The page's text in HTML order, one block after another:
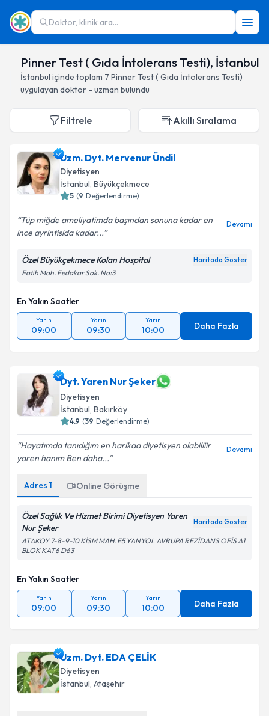
Doktor, klinik ara...
Pinner Test ( Gıda İntolerans Testi), İstanbul
İstanbul içinde toplam 7 Pinner Test ( Gıda İntolerans Testi)
uygulayan doktor - uzman bulundu
Filtrele Akıllı Sıralama
Uzm. Dyt. Mervenur Ündil
Diyetisyen
İstanbul, Büyükçekmece
5 (9 Değerlendirme)
Tüp miğde ameliyatimda başından sonuna kadar en
ince ayrintisida kadar...
Devamı
Özel Büyükçekmece Kolan Hospital Haritada Göster
Fatih Mah. Fedakar Sok. No:3
En Yakın Saatler
Yarın
09:00
Yarın
09:30
Yarın
10:00 Daha Fazla
Dyt. Yaren Nur Şeker
Diyetisyen
İstanbul, Bakırköy
4.9 (39 Değerlendirme)
Hayatımda tanıdığım en harikaa diyetisyen olabiliiir
yaren hanım Ben daha...
Devamı
Adres 1 Online Görüşme
Özel Sağlık Ve Hizmet Birimi Diyetisyen Yaren
Nur Şeker
Haritada Göster
ATAKOY 7-8-9-10 KİSM MAH. E5 YANYOL AVRUPA REZİDANS OFİS A1
BLOK KAT6 D63
En Yakın Saatler
Yarın
09:00
Yarın
09:30
Yarın
10:00 Daha Fazla
Uzm. Dyt. EDA ÇELİK
Diyetisyen
İstanbul, Ataşehir